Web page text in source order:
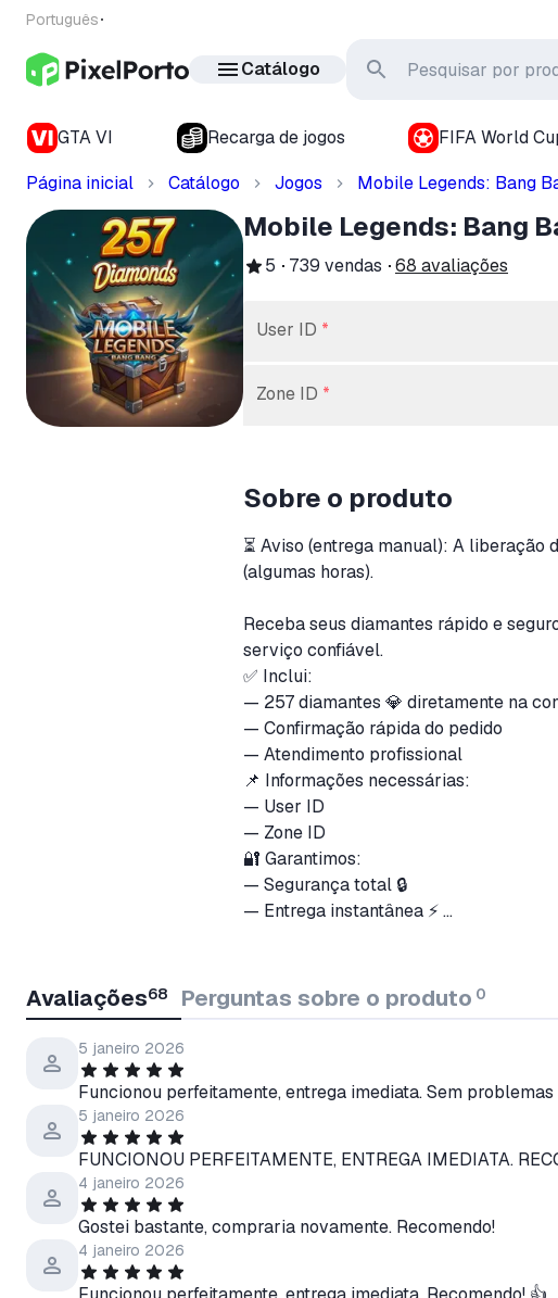
Português
Catálogo
GTA VI Recarga de jogos FIFA World
Página inicial
Catálogo Jogos Mobile Legends: Bang
Mobile Legends: Bang
5 739 vendas 68 avaliações
User ID *
Zone ID *
Sobre o produto
⏳ Aviso (entrega manual): A
(algumas horas).
Receba seus diamantes rápido e
serviço confiável.
✅ Inclui:
— 257 diamantes 💎 diretamente na
— Confirmação rápida do pedido
— Atendimento profissional
📌 Informações necessárias:
— User ID
— Zone ID
🔐 Garantimos:
— Segurança total 🔒
— Entrega instantânea ⚡
Avaliações68 Perguntas sobre o produto 0
5 janeiro 2026
Funcionou perfeitamente, entrega imediata. Sem problemas
5 janeiro 2026
FUNCIONOU PERFEITAMENTE, ENTREGA IMEDIATA.
4 janeiro 2026
Gostei bastante, compraria novamente. Recomendo!
4 janeiro 2026